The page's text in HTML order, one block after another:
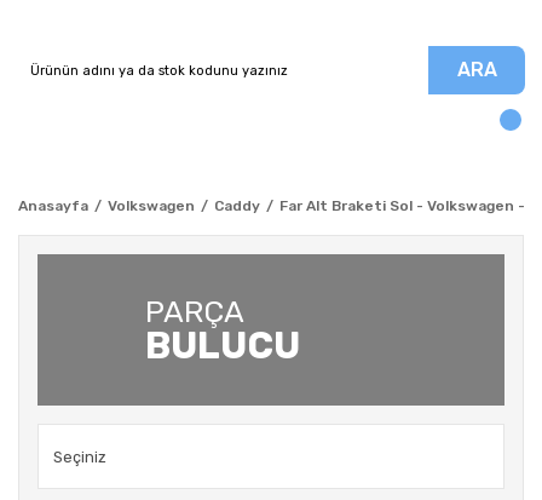
ARA
Anasayfa Volkswagen Caddy Far Alt Braketi Sol - Volkswagen -
PARÇA
BULUCU